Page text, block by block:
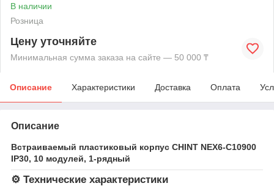
В наличии
Розница
Цену уточняйте
Минимальная сумма заказа на сайте — 50 000 ₸
Описание Характеристики Доставка Оплата
Описание
Встраиваемый пластиковый корпус CHINT NEX6‑C10900
IP30, 10 модулей, 1‑рядный
⚙️ Технические характеристики